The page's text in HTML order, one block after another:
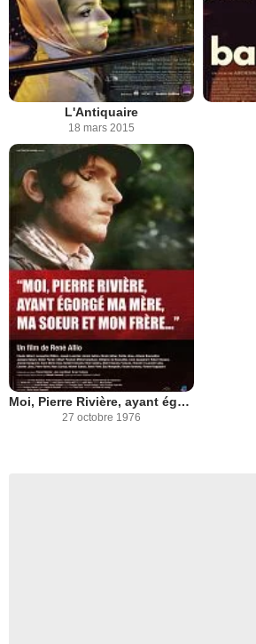
L'Antiquaire
18 mars 2015
Moi, Pierre Rivière, ayant égorgé ma mère, ma soeur et mon frère
27 octobre 1976